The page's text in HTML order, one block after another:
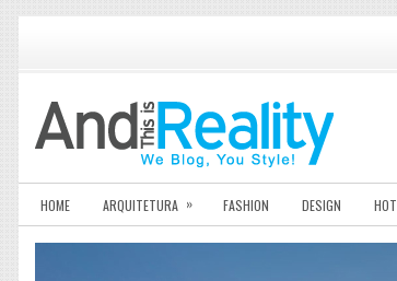
HOME ARQUITETURA » FASHION DESIGN